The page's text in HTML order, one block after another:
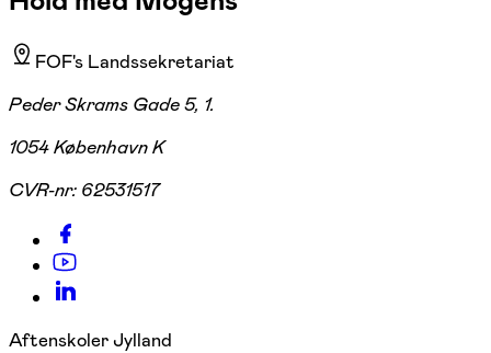
FOF's Landssekretariat
Peder Skrams Gade 5, 1.
1054 København K
CVR-nr: 62531517
Aftenskoler Jylland